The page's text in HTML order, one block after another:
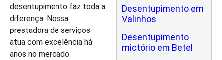
desentupimento faz toda a
diferença. Nossa
prestadora de serviços
atua com excelência há
anos no mercado.
Desentupimento em
Valinhos
Desentupimento
mictório em Betel